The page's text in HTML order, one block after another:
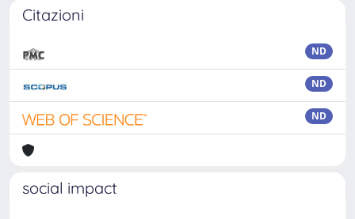
Citazioni
ND
ND
ND
social impact